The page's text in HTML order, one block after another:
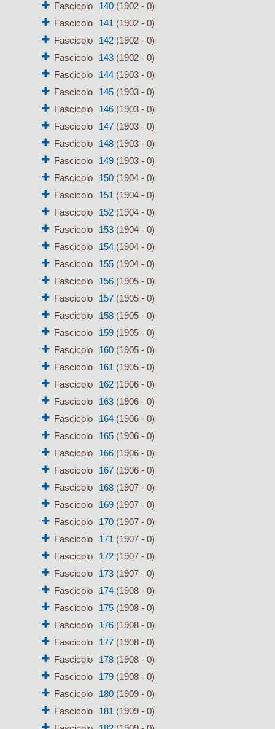
Fascicolo
140(1902 - 0)
Fascicolo
141 (1902 - 0)
Fascicolo
142(1902 - 0)
Fascicolo
143(1902 - 0)
Fascicolo
144(1903 - 0)
Fascicolo
145(1903 - 0)
Fascicolo
146(1903 - 0)
Fascicolo
147(1903 - 0)
Fascicolo
148(1903 - 0)
Fascicolo
149(1903 - 0)
Fascicolo
150(1904 - 0)
Fascicolo
151 (1904 - 0)
Fascicolo
152(1904 - 0)
Fascicolo
153(1904 - 0)
Fascicolo
154(1904 - 0)
Fascicolo
155(1904 - 0)
Fascicolo
156(1905 - 0)
Fascicolo
157(1905 - 0)
Fascicolo
158(1905 - 0)
Fascicolo
159(1905 - 0)
Fascicolo
160(1905 - 0)
Fascicolo
161 (1905 - 0)
Fascicolo
162(1906 - 0)
Fascicolo
163(1906 - 0)
Fascicolo
164(1906 - 0)
Fascicolo
165(1906 - 0)
Fascicolo
166(1906 - 0)
Fascicolo
167(1906 - 0)
Fascicolo
168(1907 - 0)
Fascicolo
169(1907 - 0)
Fascicolo
170(1907 - 0)
Fascicolo
171 (1907 - 0)
Fascicolo
172(1907 - 0)
Fascicolo
173(1907 - 0)
Fascicolo
174(1908 - 0)
Fascicolo
175(1908 - 0)
Fascicolo
176(1908 - 0)
Fascicolo
177(1908 - 0)
Fascicolo
178(1908 - 0)
Fascicolo
179(1908 - 0)
Fascicolo
180(1909 - 0)
Fascicolo
181 (1909 - 0)